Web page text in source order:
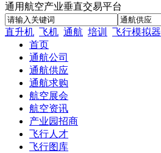
通用航空产业垂直交易平台
直升机 飞机 通航 培训 飞行模拟器
首页
通航公司
通航供应
通航求购
航空展会
航空资讯
产业园招商
飞行人才
飞行图库